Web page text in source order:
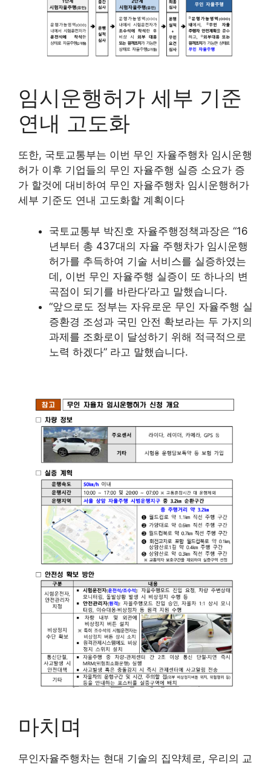
임시운행허가 세부 기준
연내 고도화
또한, 국토교통부는 이번 무인 자율주행차 임시운행
허가 이후 기업들의 무인 자율주행 실증 소요가 증
가 할것에 대비하여 무인 자율주행차 임시운행허가
세부 기준도 연내 고도화할 계획이다
국토교통부 박진호 자율주행정책과장은 “16
년부터 총 437대의 자율 주행차가 임시운행
허가를 추득하여 기술 서비스를 실증하였는
데, 이번 무인 자율주행 실증이 또 하나의 변
곡점이 되기를 바란다’라고 말했습니다.
“앞으로도 정부는 자유로운 무인 자율주행 실
증환경 조성과 국민 안전 확보라는 두 가지의
과제를 조화로이 달성하기 위해 적극적으로
노력 하겠다” 라고 말했습니다.
마치며
무인자율주행차는 현대 기술의 집약체로, 우리의 교